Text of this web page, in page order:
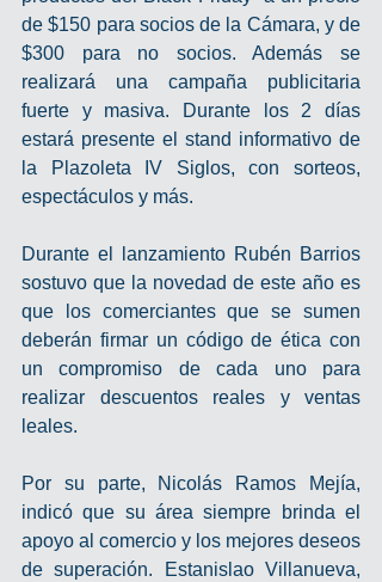
de $150 para socios de la Cámara, y de
$300 para no socios. Además se
realizará una campaña publicitaria
fuerte y masiva. Durante los 2 días
estará presente el stand informativo de
la Plazoleta IV Siglos, con sorteos,
espectáculos y más.
Durante el lanzamiento Rubén Barrios
sostuvo que la novedad de este año es
que los comerciantes que se sumen
deberán firmar un código de ética con
un compromiso de cada uno para
realizar descuentos reales y ventas
leales.
Por su parte, Nicolás Ramos Mejía,
indicó que su área siempre brinda el
apoyo al comercio y los mejores deseos
de superación. Estanislao Villanueva,